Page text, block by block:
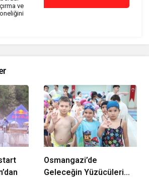
ve
Osmangazi’de
Geleceğin Yüzücüleri